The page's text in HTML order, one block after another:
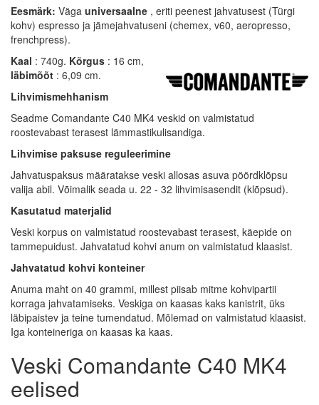
Eesmärk: Väga universaalne , eriti peenest jahvatusest (Türgi
kohv) espresso ja jämejahvatuseni (chemex, v60, aeropresso,
frenchpress).
Kaal : 740g. Kõrgus : 16 cm,
läbimõõt : 6,09 cm.
Lihvimismehhanism
Seadme Comandante C40 MK4 veskid on valmistatud
roostevabast terasest lämmastikulisandiga.
Lihvimise paksuse reguleerimine
Jahvatuspaksus määratakse veski allosas asuva pöördklõpsu
valija abil. Võimalik seada u. 22 - 32 lihvimisasendit (klõpsud).
Kasutatud materjalid
Veski korpus on valmistatud roostevabast terasest, käepide on
tammepuidust. Jahvatatud kohvi anum on valmistatud klaasist.
Jahvatatud kohvi konteiner
Anuma maht on 40 grammi, millest piisab mitme kohvipartii
korraga jahvatamiseks. Veskiga on kaasas kaks kanistrit, üks
läbipaistev ja teine tumendatud. Mõlemad on valmistatud klaasist.
Iga konteineriga on kaasas ka kaas.
Veski Comandante C40 MK4
eelised